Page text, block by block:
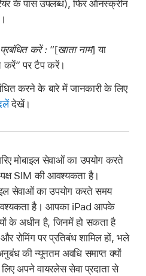
के पास उपलब्ध), फिर ऑनस्क्रीन
करें :“[खाता नाम] या
करें” पर टैप करें।
करने के बारे में जानकारी के लिए
देखें।
मोबाइल सेवाओं का उपयोग करते
SIM की आवश्यकता है।
सेवाओं का उपयोग करते समय
है। आपका iPad आपके
के अधीन है, जिनमें हो सकता है
रोमिंग पर प्रतिबंध शामिल हों, भले
की न्यूनतम अवधि समाप्त क्यों
अपने वायरलेस सेवा प्रदाता से